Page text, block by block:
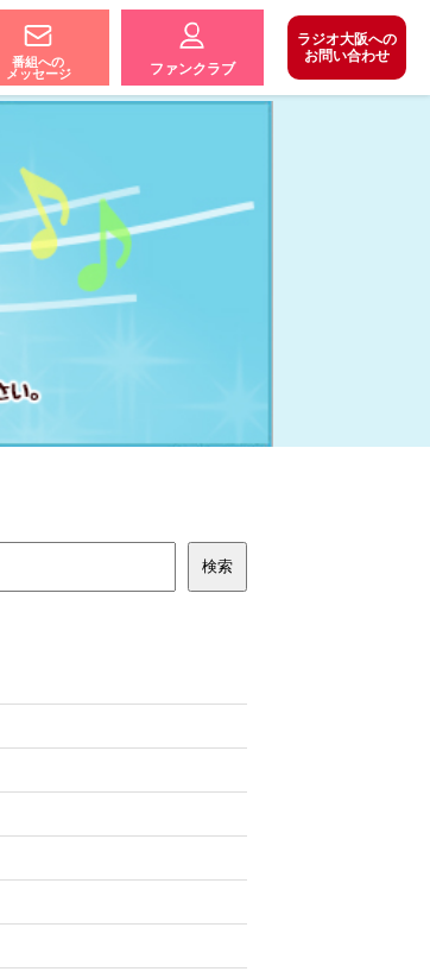
番組への
メッセージ
ファンクラブ
ラジオ大阪への
お問い合わせ